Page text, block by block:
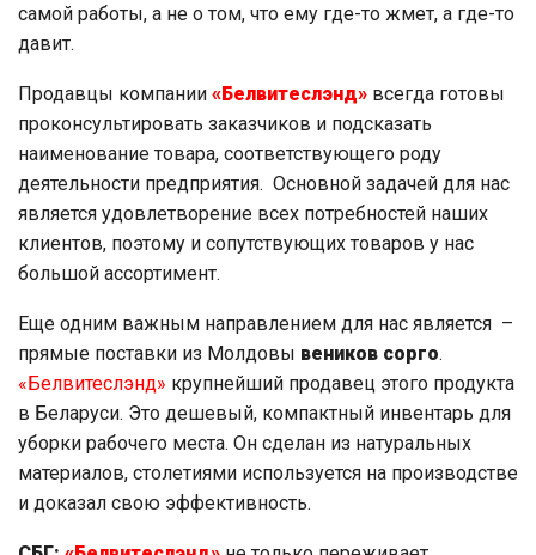
самой работы, а не о том, что ему где-то жмет, а где-то
давит.
Продавцы компании «Белвитеслэнд» всегда готовы
проконсультировать заказчиков и подсказать
наименование товара, соответствующего роду
деятельности предприятия. Основной задачей для нас
является удовлетворение всех потребностей наших
клиентов, поэтому и сопутствующих товаров у нас
большой ассортимент.
Еще одним важным направлением для нас является –
прямые поставки из Молдовы веников сорго.
«Белвитеслэнд» крупнейший продавец этого продукта
в Беларуси. Это дешевый, компактный инвентарь для
уборки рабочего места. Он сделан из натуральных
материалов, столетиями используется на производстве
и доказал свою эффективность.